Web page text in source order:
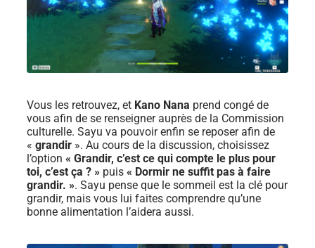
Vous les retrouvez, et Kano Nana prend congé de
vous afin de se renseigner auprès de la Commission
culturelle. Sayu va pouvoir enfin se reposer afin de
« grandir ». Au cours de la discussion, choisissez
l’option « Grandir, c’est ce qui compte le plus pour
toi, c’est ça ? » puis « Dormir ne suffit pas à faire
grandir. ». Sayu pense que le sommeil est la clé pour
grandir, mais vous lui faites comprendre qu’une
bonne alimentation l’aidera aussi.